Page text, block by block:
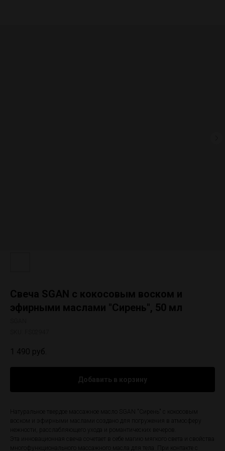
Свеча SGAN с кокосовым воском и
эфирными маслами "Сирень", 50 мл
1 490 руб.
Добавить в корзину
Натуральное твердое массажное масло SGAN "Сирень" с кокосовым
воском и эфирными маслами создано для погружения в атмосферу
нежности, расслабляющего ухода и романтических вечеров.
Эта инновационная свеча сочетает в себе магию мягкого света и свойства
многофункционального массажного масла для тела. При контакте с